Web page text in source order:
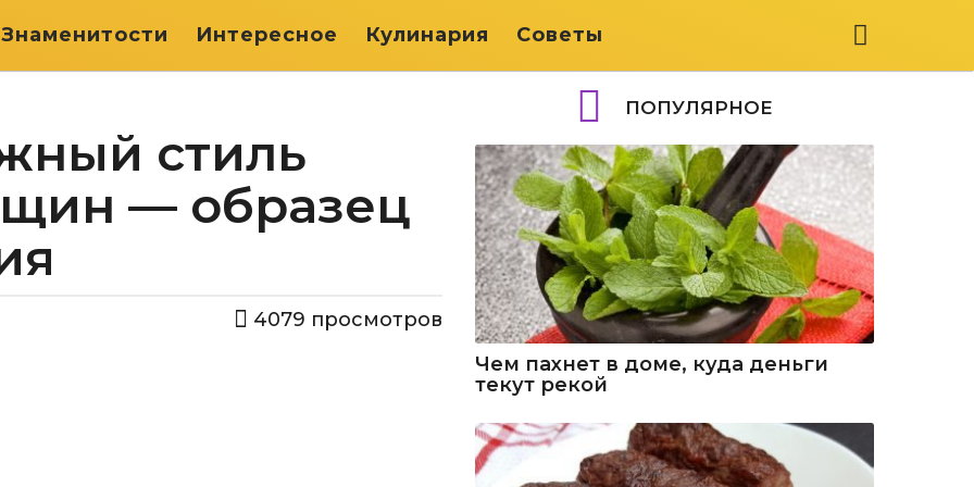
Знаменитости Интересное Кулинария Советы
стиль
— образец
4079 просмотров
ПОПУЛЯРНОЕ
Чем пахнет в доме, куда деньги
текут рекой